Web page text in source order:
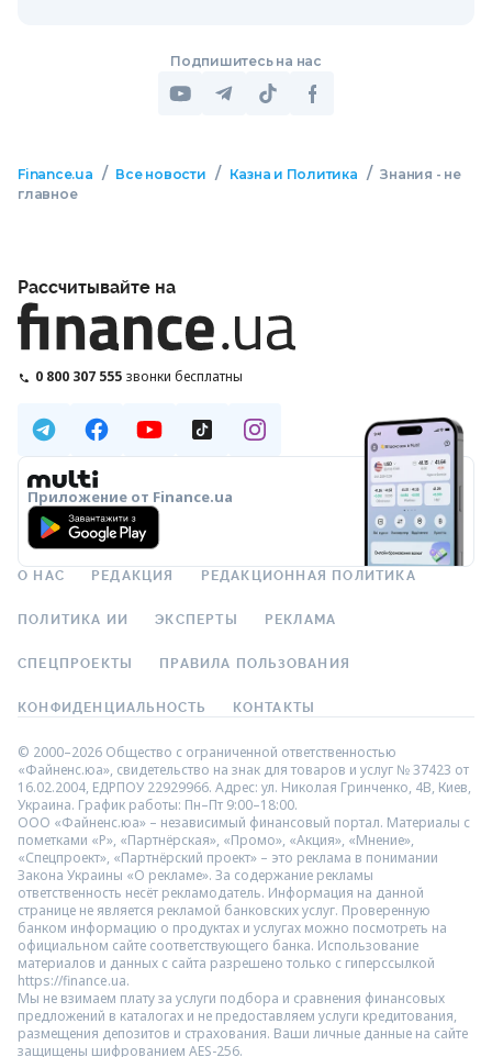
Подпишитесь на нас
Finance.ua / Все новости / Казна и Политика / Знания - не
главное
Рассчитывайте на
0 800 307 555 звонки бесплатны
Приложение от Finance.ua
О НАС РЕДАКЦИЯ РЕДАКЦИОННАЯ ПОЛИТИКА
ПОЛИТИКА ИИ ЭКСПЕРТЫ РЕКЛАМА
СПЕЦПРОЕКТЫ ПРАВИЛА ПОЛЬЗОВАНИЯ
КОНФИДЕНЦИАЛЬНОСТЬ КОНТАКТЫ
© 2000–2026 Общество с ограниченной ответственностью
«Файненс.юа», свидетельство на знак для товаров и услуг № 37423 от
16.02.2004, ЕДРПОУ 22929966. Адрес: ул. Николая Гринченко, 4В, Киев,
Украина. График работы: Пн–Пт 9:00–18:00.
ООО «Файненс.юа» – независимый финансовый портал. Материалы с
пометками «Р», «Партнёрская», «Промо», «Акция», «Мнение»,
«Спецпроект», «Партнёрский проект» – это реклама в понимании
Закона Украины «О рекламе». За содержание рекламы
ответственность несёт рекламодатель. Информация на данной
странице не является рекламой банковских услуг. Проверенную
банком информацию о продуктах и услугах можно посмотреть на
официальном сайте соответствующего банка. Использование
материалов и данных с сайта разрешено только с гиперссылкой
https://finance.ua.
Мы не взимаем плату за услуги подбора и сравнения финансовых
предложений в каталогах и не предоставляем услуги кредитования,
размещения депозитов и страхования. Ваши личные данные на сайте
защищены шифрованием AES-256.